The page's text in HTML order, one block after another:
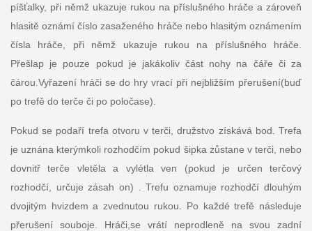
píšťalky, při němž ukazuje rukou na příslušného hráče a zároveň
hlasitě oznámí číslo zasaženého hráče nebo hlasitým oznámením
čísla hráče, při němž ukazuje rukou na příslušného hráče.
Přešlap je pouze pokud je jakákoliv část nohy na čáře či za
čárou.Vyřazení hráči se do hry vrací při nejbližším přerušení(buď
po trefě do terče či po poločase).
Pokud se podaří trefa otvoru v terči, družstvo získává bod. Trefa
je uznána kterýmkoli rozhodčím pokud šipka zůstane v terči, nebo
dovnitř terče vletěla a vylétla ven (pokud je určen terčový
rozhodčí, určuje zásah on) . Trefu oznamuje rozhodčí dlouhým
dvojitým hvizdem a zvednutou rukou. Po každé trefě následuje
přerušení souboje. Hráči,se vrátí neprodleně na svou zadní